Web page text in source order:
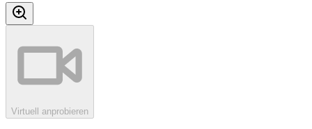
Virtuell anprobieren